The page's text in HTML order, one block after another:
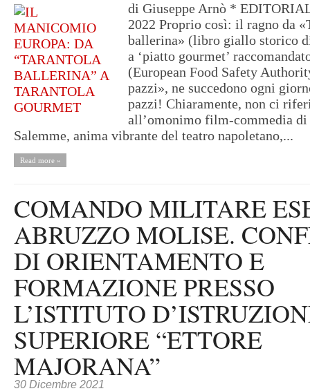
di Giuseppe Arnò *
2022 Proprio così: il ragno da
ballerina» (libro giallo storico
a ‘piatto gourmet’
(European Food Safety
pazzi», ne succedono ogni
pazzi! Chiaramente, non ci
all’omonimo film-commedia di
Salemme, anima vibrante del teatro napoletano,...
Read more »
COMANDO MILITARE
ABRUZZO MOLISE.
DI ORIENTAMENTO E
FORMAZIONE PRESSO
L’ISTITUTO
SUPERIORE “ETTORE
MAJORANA”
30 Dicembre 2021